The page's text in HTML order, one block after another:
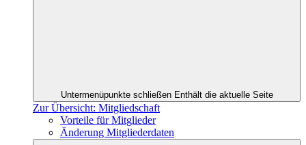
Untermenüpunkte schließen Enthält die aktuelle Seite
Zur Übersicht: Mitgliedschaft
Vorteile für Mitglieder
Änderung Mitgliederdaten